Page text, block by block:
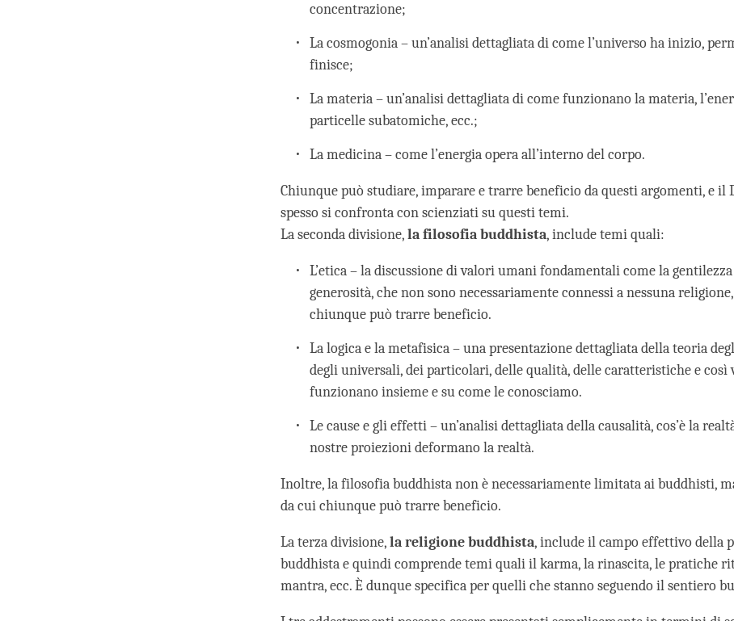
concentrazione;
La cosmogonia – un’analisi dettagliata di come l’universo ha inizio,
finisce;
La materia – un’analisi dettagliata di come funzionano la materia,
particelle subatomiche, ecc.;
La medicina – come l’energia opera all’interno del corpo.
Chiunque può studiare, imparare e trarre beneficio da questi argomenti, e il
spesso si confronta con scienziati su questi temi.
La seconda divisione,lafilosofia buddhista, include temi quali:
L’etica – la discussione di valori umani fondamentali come la
generosità, che non sono necessariamente connessi a nessuna
chiunque può trarre beneficio.
La logica e la metafisica – una presentazione dettagliata della teoria
degli universali, dei particolari, delle qualità, delle caratteristiche e così
funzionano insieme e su come le conosciamo.
Le cause e gli effetti – un’analisi dettagliata della causalità, cos’è la
nostre proiezioni deformano la realtà.
Inoltre, la filosofia buddhista non è necessariamente limitata ai buddhisti,
da cui chiunque può trarre beneficio.
La terza divisione,lareligione buddhista, include il campo effettivo della
buddhista e quindi comprende temi quali il karma, la rinascita, le pratiche
mantra, ecc. È dunque specifica per quelli che stanno seguendo il sentiero